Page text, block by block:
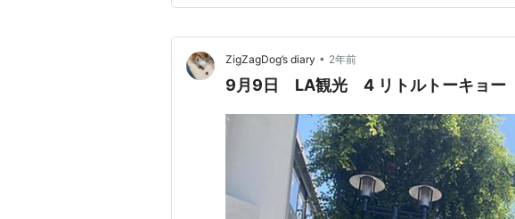
たら警戒する ５）ドイツ国内の旅行でも、イタリ…
ZigZagDog’s diary • 2年前
9月9日 LA観光 4 リトルトーキョー